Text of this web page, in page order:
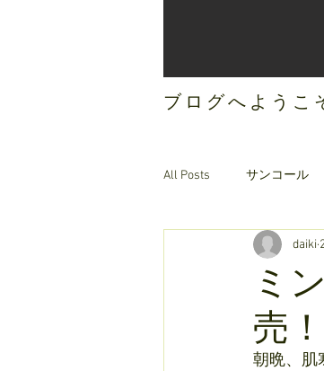
ブログへようこ
All Posts サンコール
オリジ
ミ
売！
daiki
朝晩、肌